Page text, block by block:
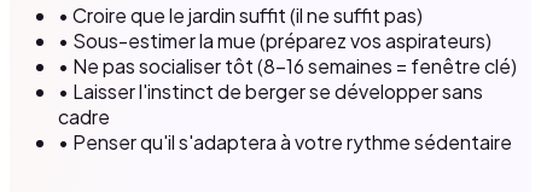
• Croire que le jardin suffit (il ne suffit pas)
• Sous-estimer la mue (préparez vos aspirateurs)
• Ne pas socialiser tôt (8–16 semaines = fenêtre clé)
• Laisser l'instinct de berger se développer sans
cadre
• Penser qu'il s'adaptera à votre rythme sédentaire